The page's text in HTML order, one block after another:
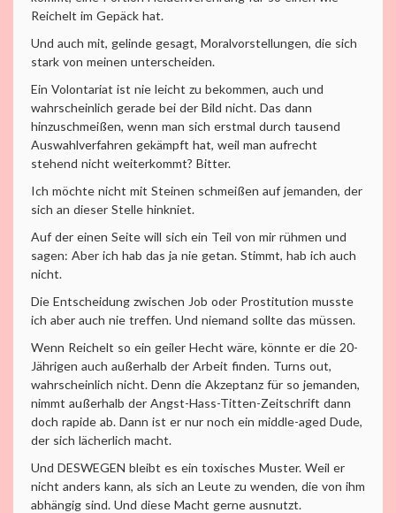
Reichelt im Gepäck hat.
Und auch mit, gelinde gesagt, Moralvorstellungen, die sich
stark von meinen unterscheiden.
Ein Volontariat ist nie leicht zu bekommen, auch und
wahrscheinlich gerade bei der Bild nicht. Das dann
hinzuschmeißen, wenn man sich erstmal durch tausend
Auswahlverfahren gekämpft hat, weil man aufrecht
stehend nicht weiterkommt? Bitter.
Ich möchte nicht mit Steinen schmeißen auf jemanden, der
sich an dieser Stelle hinkniet.
Auf der einen Seite will sich ein Teil von mir rühmen und
sagen: Aber ich hab das ja nie getan. Stimmt, hab ich auch
nicht.
Die Entscheidung zwischen Job oder Prostitution musste
ich aber auch nie treffen. Und niemand sollte das müssen.
Wenn Reichelt so ein geiler Hecht wäre, könnte er die 20-
Jährigen auch außerhalb der Arbeit finden. Turns out,
wahrscheinlich nicht. Denn die Akzeptanz für so jemanden,
nimmt außerhalb der Angst-Hass-Titten-Zeitschrift dann
doch rapide ab. Dann ist er nur noch ein middle-aged Dude,
der sich lächerlich macht.
Und DESWEGEN bleibt es ein toxisches Muster. Weil er
nicht anders kann, als sich an Leute zu wenden, die von ihm
abhängig sind. Und diese Macht gerne ausnutzt.